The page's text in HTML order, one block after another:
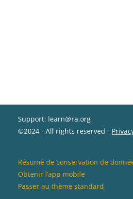
Support: learn@ra.org
©2024 - All rights reserved -
Résumé de conservation de
Obtenir l’app mobile
Passer au thème standard